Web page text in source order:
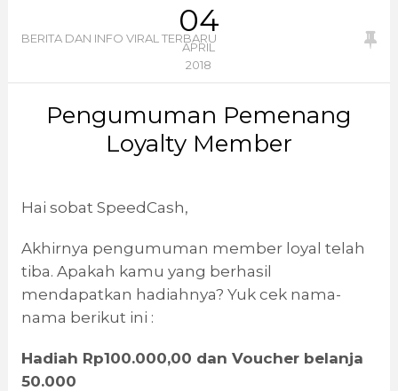
04
APRIL
2018
BERITA DAN INFO VIRAL TERBARU
Pengumuman Pemenang
Loyalty Member
Hai sobat SpeedCash,
Akhirnya pengumuman member loyal telah
tiba. Apakah kamu yang berhasil
mendapatkan hadiahnya? Yuk cek nama-
nama berikut ini :
Hadiah Rp100.000,00 dan Voucher belanja
50.000